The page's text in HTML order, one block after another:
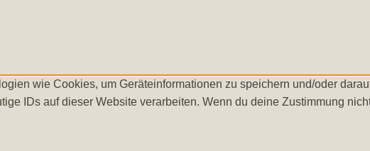
wie Cookies, um Geräteinformationen zu speichern und/oder
IDs auf dieser Website verarbeiten. Wenn du deine Zustimmung